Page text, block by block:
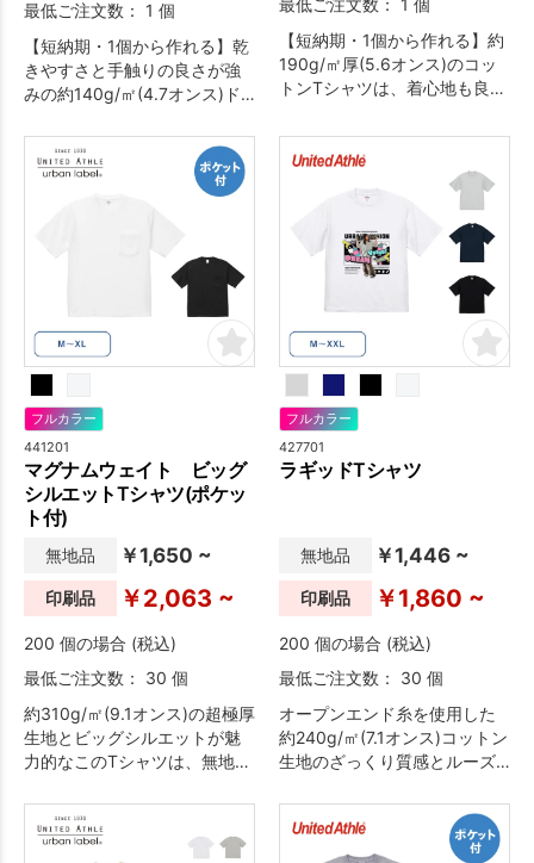
最低ご注文数： 1 個
【短納期・1個から作れる】乾
きやすさと手触りの良さが強
みの約140g/㎡(4.7オンス)ド
す。
【短納期・1個から作れる】約
190g/㎡厚(5.6オンス)のコッ
トンTシャツは、着心地も良く
ルファッションのスタンダー
ドです。
フルカラー
441201
マグナムウェイト ビッグ
シルエットTシャツ(ポケッ
ト付)
無地品 ￥1,650 ~
印刷品 ￥2,063 ~
200 個の場合 (税込)
最低ご注文数： 30 個
約310g/㎡(9.1オンス)の超極厚
生地とビッグシルエットが魅
力的なこのTシャツは、無地で
りが特徴。
フルカラー
427701
ラギッドTシャツ
無地品 ￥1,446 ~
印刷品 ￥1,860 ~
200 個の場合 (税込)
最低ご注文数： 30 個
オープンエンド糸を使用した
約240g/㎡(7.1オンス)コットン
生地のざっくり質感とルーズ
は、若～中年層に向けたノベ
ルティにおすすめ。